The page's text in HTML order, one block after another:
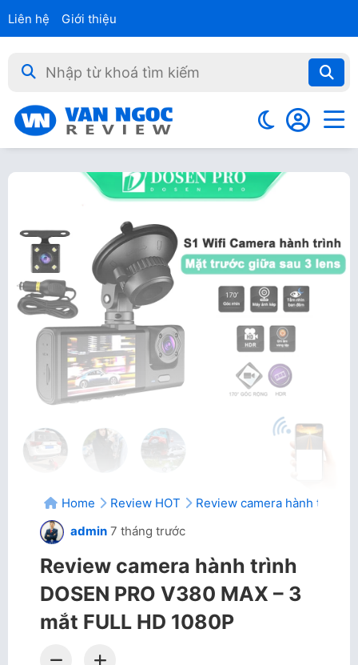
Liên hệ Giới thiệu
Home Review HOT
Review camera hành trình
admin 7 tháng trước
Review camera hành trình
DOSEN PRO V380 MAX – 3
mắt FULL HD 1080P